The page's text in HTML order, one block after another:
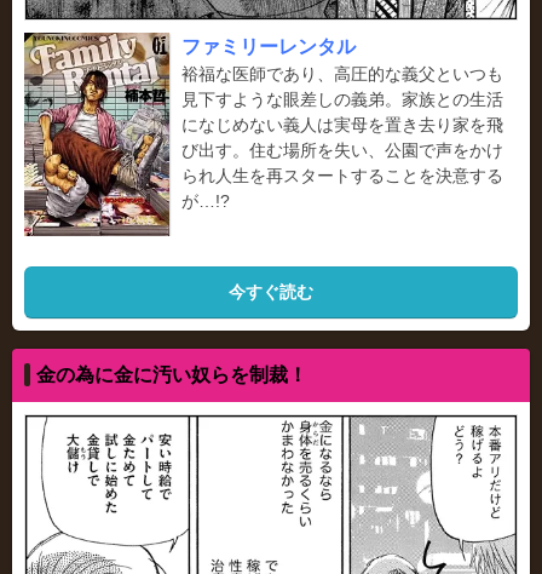
ファミリーレンタル
裕福な医師であり、高圧的な義父といつも
見下すような眼差しの義弟。家族との生活
になじめない義人は実母を置き去り家を飛
び出す。住む場所を失い、公園で声をかけ
られ人生を再スタートすることを決意する
が…!?
今すぐ読む
金の為に金に汚い奴らを制裁！